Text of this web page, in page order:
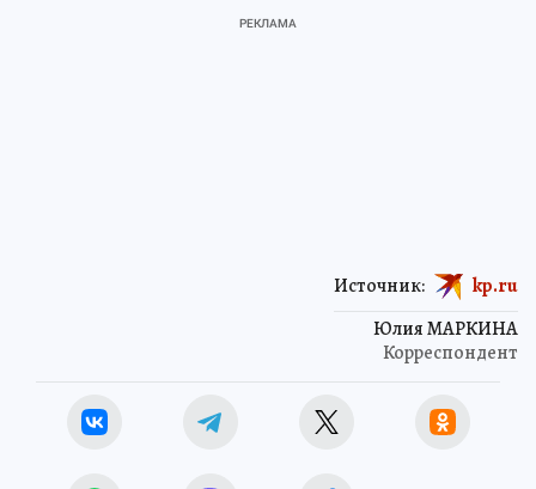
Юлия МАРКИНА
Корреспондент
Источник: kp.ru